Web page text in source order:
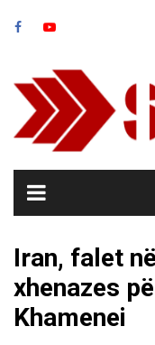
Iran, falet
xhenazes
Khamenei